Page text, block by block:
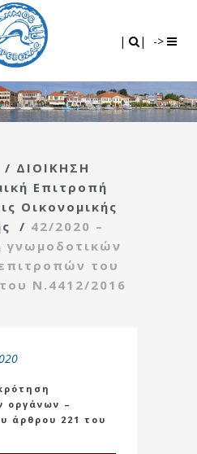
| | ->
/ ΔΙΟΙΚΗΣΗ
Επιτροπή
Οικονομικής
/ 42/2020 –
γνωμοδοτικών
του
Ν.4412/2016
οργάνων –
άρθρου 221 του